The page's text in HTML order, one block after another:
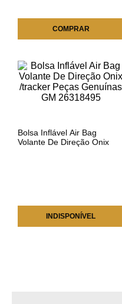
COMPRAR
Bolsa Inflável Air Bag
Volante De Direção Onix
INDISPONÍVEL